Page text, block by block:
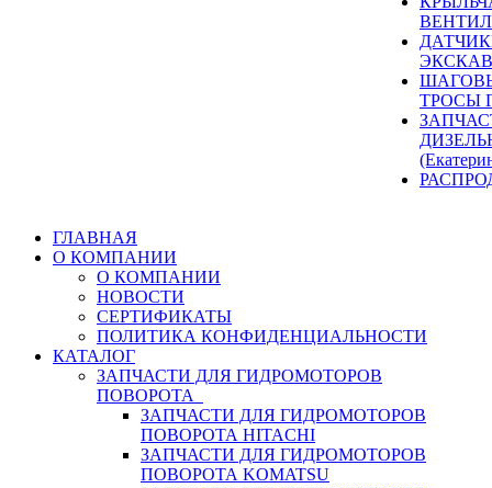
ТРОСЫ
ГЛАВНАЯ
О КОМПАНИИ
О КОМПАНИИ
НОВОСТИ
СЕРТИФИКАТЫ
ПОЛИТИКА КОНФИДЕНЦИАЛЬНОСТИ
КАТАЛОГ
ЗАПЧАСТИ ДЛЯ ГИДРОМОТОРОВ
ПОВОРОТА
ЗАПЧАСТИ ДЛЯ ГИДРОМОТОРОВ
ПОВОРОТА HITACHI
ЗАПЧАСТИ ДЛЯ ГИДРОМОТОРОВ
ПОВОРОТА KOMATSU